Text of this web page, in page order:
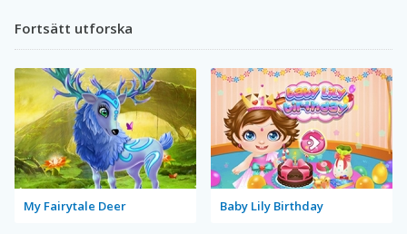
Fortsätt utforska
My Fairytale Deer Baby Lily Birthday